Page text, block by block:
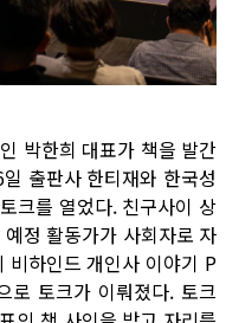
박한희 대표가 책을 발간
출판사 한티재와 한국성
크를 열었다. 친구사이 상
정 활동가가 사회자로 자
비하인드 개인사 이야기 P
로 토크가 이뤄졌다. 토크